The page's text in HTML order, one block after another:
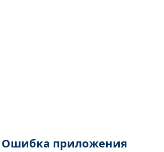
Ошибка приложения